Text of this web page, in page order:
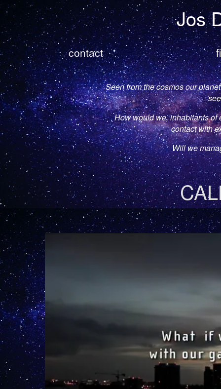
Jos
contact
Seen from the cosmos our
How would we, inhabitants of
contact with
Will we